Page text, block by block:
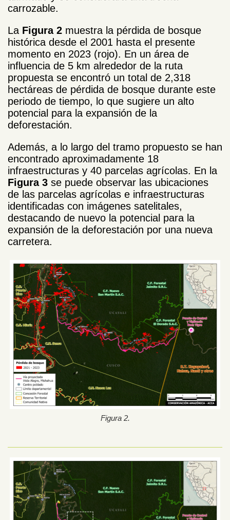
carrozable.
La Figura 2 muestra la pérdida de bosque
histórica desde el 2001 hasta el presente
momento en 2023 (rojo). En un área de
influencia de 5 km alrededor de la ruta
propuesta se encontró un total de 2,318
hectáreas de pérdida de bosque durante este
periodo de tiempo, lo que sugiere un alto
potencial para la expansión de la
deforestación.
Además, a lo largo del tramo propuesto se han
encontrado aproximadamente 18
infraestructuras y 40 parcelas agrícolas. En la
Figura 3 se puede observar las ubicaciones
de las parcelas agrícolas e infraestructuras
identificadas con imágenes satelitales,
destacando de nuevo la potencial para la
expansión de la deforestación por una nueva
carretera.
Figura 2.